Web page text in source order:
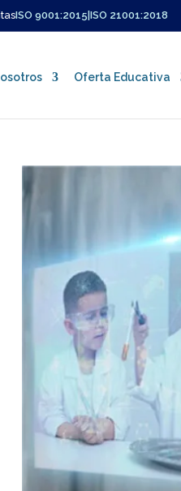
ISO 9001:2015 ISO 21001:2018
Oferta Educativa